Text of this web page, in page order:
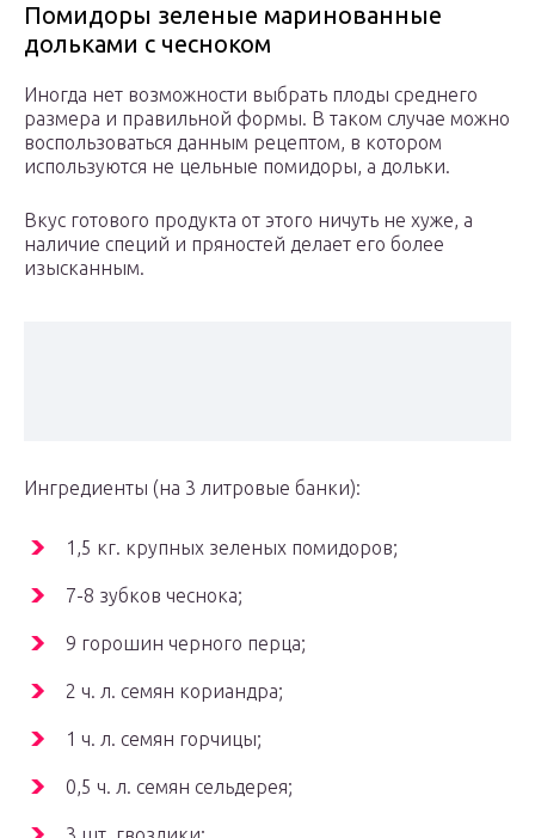
Помидоры зеленые маринованные
дольками с чесноком
Иногда нет возможности выбрать плоды среднего
размера и правильной формы. В таком случае можно
воспользоваться данным рецептом, в котором
используются не цельные помидоры, а дольки.
Вкус готового продукта от этого ничуть не хуже, а
наличие специй и пряностей делает его более
изысканным.
Ингредиенты (на 3 литровые банки):
1,5 кг. крупных зеленых помидоров;
7-8 зубков чеснока;
9 горошин черного перца;
2 ч. л. семян кориандра;
1 ч. л. семян горчицы;
0,5 ч. л. семян сельдерея;